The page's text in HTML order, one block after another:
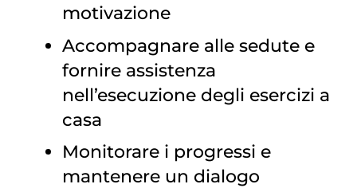
motivazione
Accompagnare alle sedute e
fornire assistenza
nell’esecuzione degli esercizi a
casa
Monitorare i progressi e
mantenere un dialogo